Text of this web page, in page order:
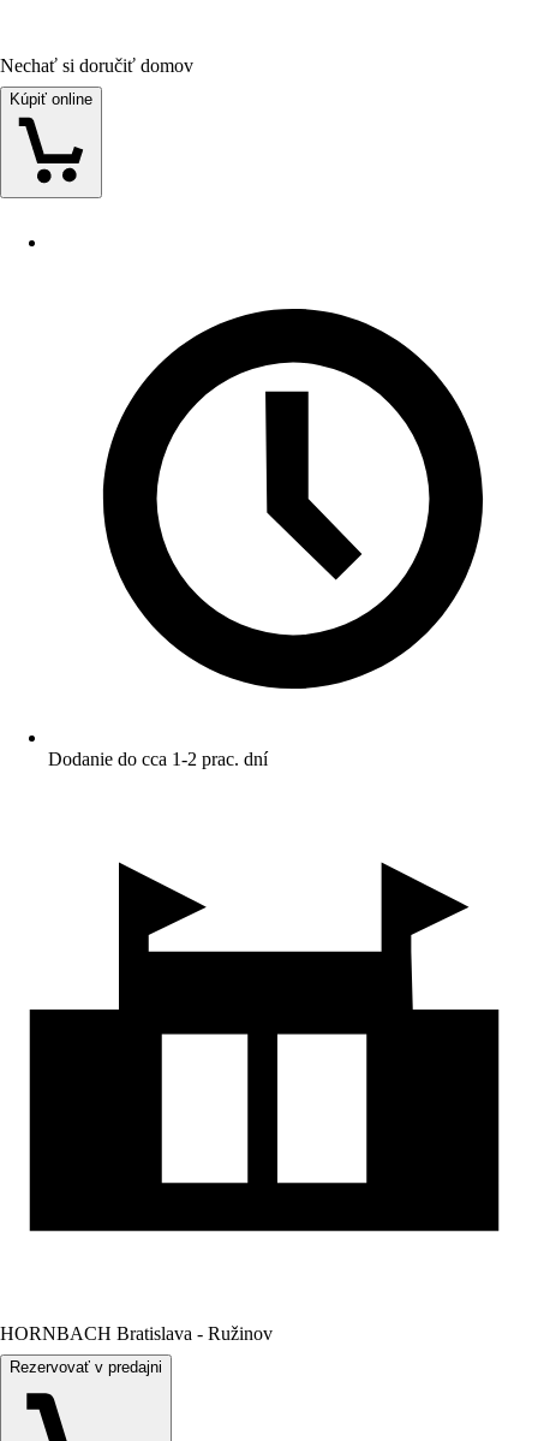
Nechať si doručiť domov
Kúpiť online
Dodanie do cca 1-2 prac. dní
HORNBACH Bratislava - Ružinov
Rezervovať v predajni